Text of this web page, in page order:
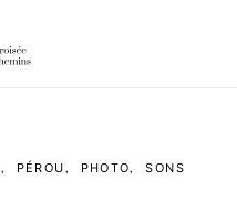
PÉROU PHOTO SONS